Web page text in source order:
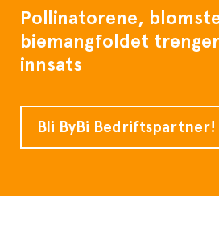
Pollinatorene,
biemangfoldet
innsats
Bli ByBi Bedriftspartner!